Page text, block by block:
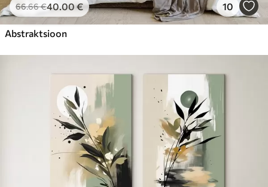
66.66€40.00€ 10
Abstraktsioon